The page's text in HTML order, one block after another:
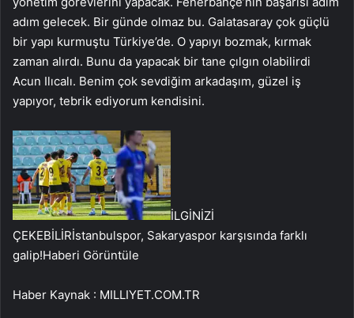
adım gelecek. Bir günde olmaz bu. Galatasaray çok güçlü
bir yapı kurmuştu Türkiye’de. O yapıyı bozmak, kırmak
zaman alırdı. Bunu da yapacak bir tane çılgın olabilirdi
Acun Ilıcalı. Benim çok sevdiğim arkadaşım, güzel iş
yapıyor, tebrik ediyorum kendisini.
İLGİNİZİ
ÇEKEBİLİRİstanbulspor, Sakaryaspor karşısında farklı
galip!Haberi Görüntüle
Haber Kaynak : MILLIYET.COM.TR